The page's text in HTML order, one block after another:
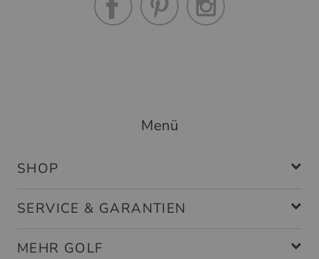
Menü
SHOP
SERVICE & GARANTIEN
MEHR GOLF